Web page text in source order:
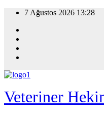
Skip
content
7 Ağustos 2026 13:28
Veteriner